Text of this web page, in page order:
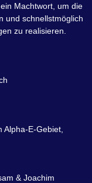
Machtwort, um die
und schnellstmöglich
zu realisieren.
E-Gebiet,
& Joachim